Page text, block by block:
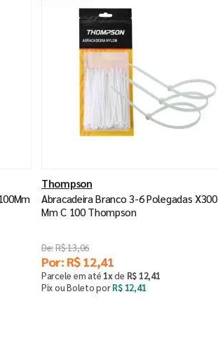
Thompson
Abracadeira Branco 3-6 Polegadas X300
Mm C 100 Thompson
R$13,06
Por: R$12,41
Parcele em até 1xde R$ 12,41
Pix ou Boleto porR$ 12,41